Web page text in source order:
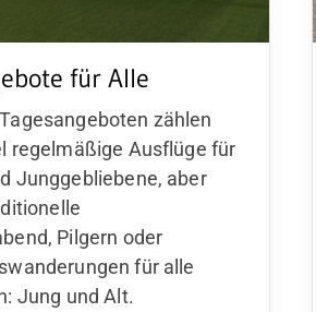
für Alle
zählen
regelmäßige Ausflüge für
Junggebliebene, aber
Pilgern oder
für alle
Jung und Alt.